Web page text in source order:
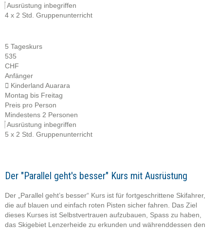
Ausrüstung inbegriffen
4 x 2 Std. Gruppenunterricht
5 Tageskurs
535
CHF
Anfänger
Kinderland Auarara
Montag bis Freitag
Preis pro Person
Mindestens 2 Personen
Ausrüstung inbegriffen
5 x 2 Std. Gruppenunterricht
Der "Parallel geht's besser" Kurs mit Ausrüstung
Der „Parallel geht’s besser“ Kurs ist für fortgeschrittene Skifahrer,
die auf blauen und einfach roten Pisten sicher fahren. Das Ziel
dieses Kurses ist Selbstvertrauen aufzubauen, Spass zu haben,
das Skigebiet Lenzerheide zu erkunden und währenddessen den